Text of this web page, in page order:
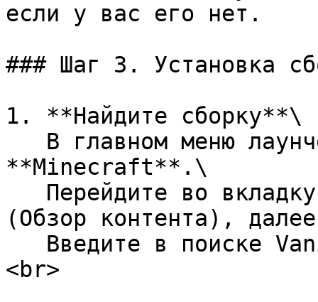
если у вас его нет.
### Шаг 3. Установка
1. **Найдите сборку**\
**Minecraft**.\
(Обзор контента),
<br>